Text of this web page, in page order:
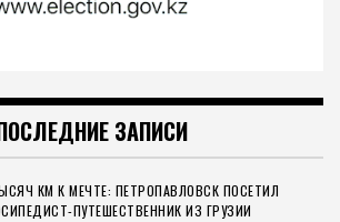
ЗАПИСИ
КМ К МЕЧТЕ: ПЕТРОПАВЛОВСК ПОСЕТИЛ
ПУТЕШЕСТВЕННИК ИЗ ГРУЗИИ